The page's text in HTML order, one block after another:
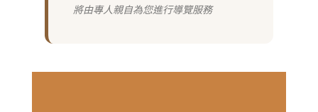
將由專人親自為您進行導覽服務